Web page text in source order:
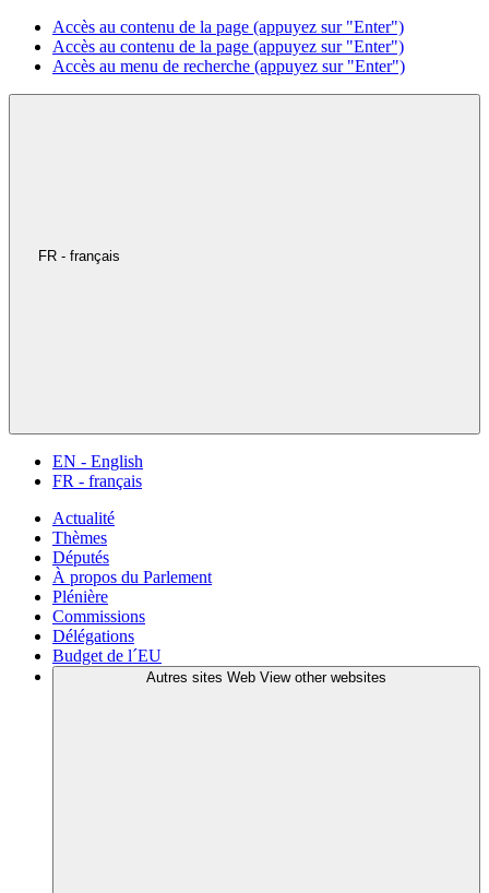
Accès au contenu de la page (appuyez sur "Enter")
Accès au contenu de la page (appuyez sur "Enter")
Accès au menu de recherche (appuyez sur "Enter")
FR - français
EN - English
FR - français
Actualité
Thèmes
Députés
À propos du Parlement
Plénière
Commissions
Délégations
Budget de l´EU
Autres sites Web View other websites